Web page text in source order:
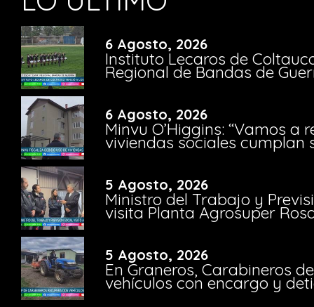
6 Agosto, 2026
Instituto Lecaros de
Regional de Bandas de
6 Agosto, 2026
Minvu O’Higgins: “Vamos a
viviendas sociales cumplan
5 Agosto, 2026
Ministro del Trabajo y
visita Planta Agrosuper
5 Agosto, 2026
En Graneros, Carabineros
vehículos con encargo y